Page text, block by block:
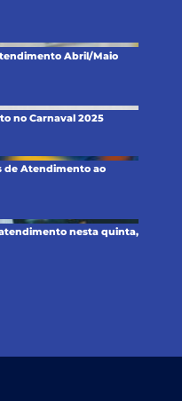
Abril/Maio
no Carnaval 2025
de Atendimento ao
nesta quinta,